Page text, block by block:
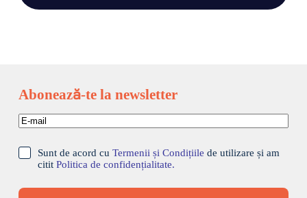
Abonează-te la newsletter
Sunt de acord cu Termenii și Condițiile de utilizare și am
citit Politica de confidențialitate.